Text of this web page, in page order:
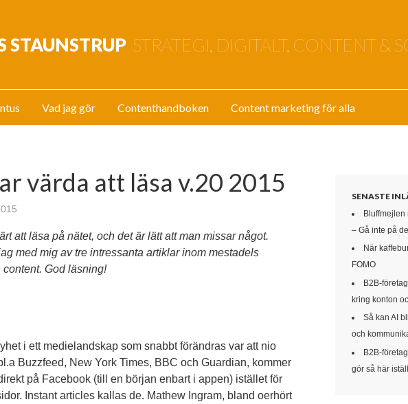
STAUNSTRUP STRATEGI, DIGITALT, CONTENT &
Vad jag gör Contenthandboken Content marketing för alla
värda att läsa v.20 2015
att läsa på nätet, och det är lätt att man missar något.
med mig av tre intressanta artiklar inom mestadels
God läsning!
i ett medielandskap som snabbt förändras var att nio
Buzzfeed, New York Times, BBC och Guardian, kommer
på Facebook (till en början enbart i appen) istället för
Instant articles kallas de. Mathew Ingram, bland oerhört
SENASTE
– Gå inte på
När
FOMO
B2B-
kring konton
Så kan AI
och
B2B-
gör så här